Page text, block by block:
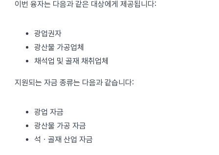
이번 융자는 다음과 같은 대상에게 제공됩니다:
광업권자
광산물 가공업체
채석업 및 골재 채취업체
지원되는 자금 종류는 다음과 같습니다:
광업 자금
광산물 가공 자금
석ㆍ골재 산업 자금